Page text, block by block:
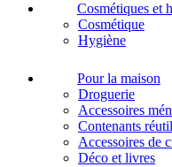
Cosmétiques et
Cosmétique
Hygiène
Pour la maison
Droguerie
Accessoires
Contenants
Accessoires de
Déco et livres